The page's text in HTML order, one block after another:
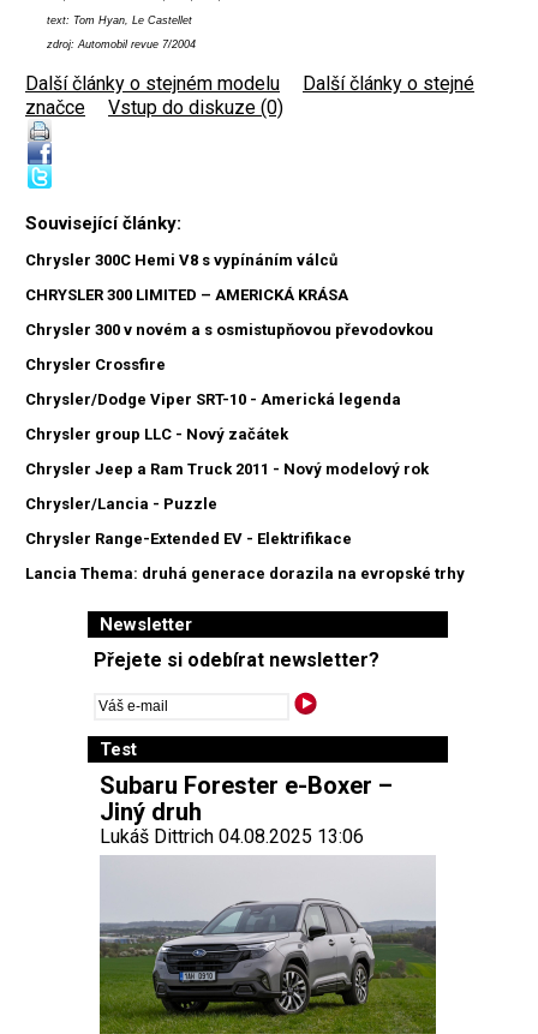
text: Tom Hyan, Le Castellet
zdroj: Automobil revue 7/2004
Další články o stejném modelu
Další články o stejné
značce
Vstup do diskuze (0)
Související články:
Chrysler 300C Hemi V8 s vypínáním válců
CHRYSLER 300 LIMITED – AMERICKÁ KRÁSA
Chrysler 300 v novém a s osmistupňovou převodovkou
Chrysler Crossfire
Chrysler/Dodge Viper SRT-10 - Americká legenda
Chrysler group LLC - Nový začátek
Chrysler Jeep a Ram Truck 2011 - Nový modelový rok
Chrysler/Lancia - Puzzle
Chrysler Range-Extended EV - Elektrifikace
Lancia Thema: druhá generace dorazila na evropské trhy
Newsletter
Přejete si odebírat newsletter?
Test
Subaru Forester e-Boxer –
Jiný druh
Lukáš Dittrich 04.08.2025 13:06